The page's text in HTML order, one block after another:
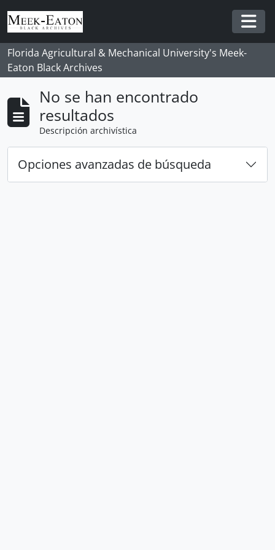
Skip to main content
Florida Agricultural & Mechanical University's Meek-
Eaton Black Archives
No se han encontrado
resultados
Descripción archivística
Opciones avanzadas de búsqueda